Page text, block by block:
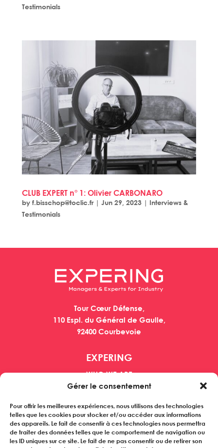
Gérer le consentement
Pour offrir les meilleures expériences, nous utilisons des technologies
telles que les cookies pour stocker et/ou accéder aux informations
des appareils. Le fait de consentir à ces technologies nous permettra
de traiter des données telles que le comportement de navigation ou
les ID uniques sur ce site. Le fait de ne pas consentir ou de retirer son
Testimonials
CLUB EXPERT n° 1: Olivier CARBONARO
by f.bisschop@toclic.fr| Jun 29, 2023| Interviews &
Testimonials
Tour Cœur Défense,
110 Espl. du Général de Gaulle,
92400 Courbevoie
EXPERING
WHO WE ARE
MANAGERS
REFERENCES
NEWS
Subscribe to our newsletter